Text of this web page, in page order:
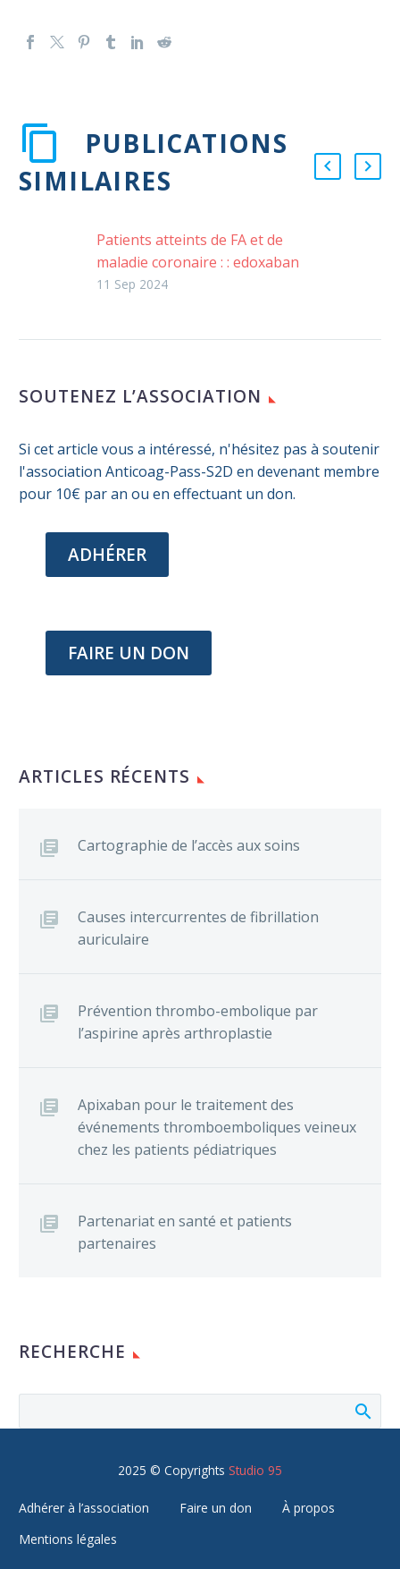
PUBLICATIONS
SIMILAIRES
Patients atteints de FA et de
maladie coronaire : : edoxaban
versus edoxaban et agent
11 Sep 2024
SOUTENEZ L’ASSOCIATION
Si cet article vous a intéressé, n'hésitez pas à soutenir
l'association Anticoag-Pass-S2D en devenant membre
pour 10€ par an ou en effectuant un don.
ADHÉRER
FAIRE UN DON
ARTICLES RÉCENTS
Cartographie de l’accès aux soins
Causes intercurrentes de fibrillation
auriculaire
Prévention thrombo-embolique par
l’aspirine après arthroplastie
Apixaban pour le traitement des
événements thromboemboliques veineux
chez les patients pédiatriques
Partenariat en santé et patients
partenaires
RECHERCHE
2025 © Copyrights Studio 95
Adhérer à l’association Faire un don
À propos
Mentions légales